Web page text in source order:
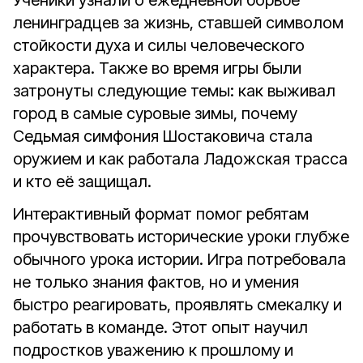
ленинградцев за жизнь, ставшей символом
стойкости духа и силы человеческого
характера. Также во время игры были
затронуты следующие темы: как выживал
город в самые суровые зимы, почему
Седьмая симфония Шостаковича стала
оружием и как работала Ладожская трасса
и кто её защищал.
Интерактивный формат помог ребятам
прочувствовать исторические уроки глубже
обычного урока истории. Игра потребовала
не только знания фактов, но и умения
быстро реагировать, проявлять смекалку и
работать в команде. Этот опыт научил
подростков уважению к прошлому и